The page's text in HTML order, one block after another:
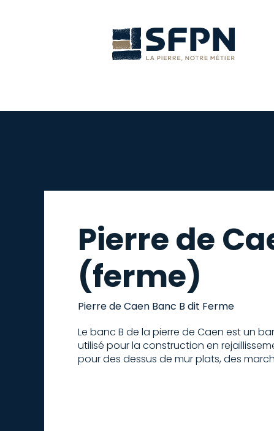
Pierre de
(ferme)
Pierre de Caen Banc B dit Ferme
Le banc B de la pierre de Caen est un
utilisé pour la construction en
pour des dessus de mur plats, des